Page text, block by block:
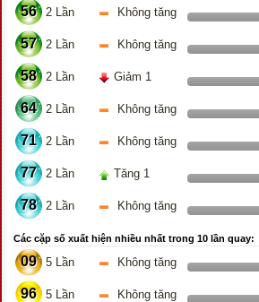
56 2 Lần Không tăng
57 2 Lần Không tăng
58 2 Lần Giảm 1
64 2 Lần Không tăng
71 2 Lần Không tăng
77 2 Lần Tăng 1
78 2 Lần Không tăng
Các cặp số xuất hiện nhiều nhất trong 10 lần quay:
09 5 Lần Không tăng
96 5 Lần Không tăng